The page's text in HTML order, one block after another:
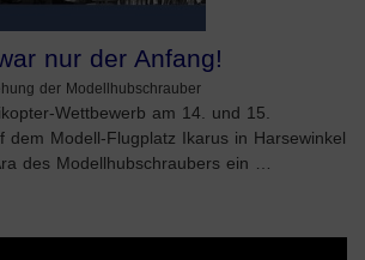
nur der Anfang!
der Modellhubschrauber
Wettbewerb am 14. und 15.
dem Modell-Flugplatz Ikarus in Harsewinkel
des Modellhubschraubers ein …